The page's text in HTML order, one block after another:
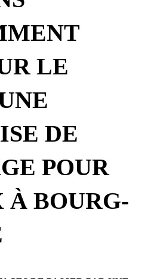
LE
DE
POUR
À BOURG-